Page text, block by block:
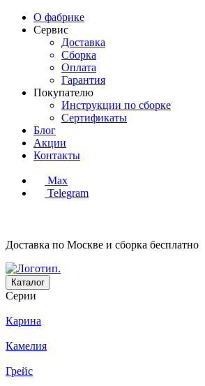
О фабрике
Сервис
Доставка
Сборка
Оплата
Гарантия
Покупателю
Инструкции по сборке
Сертификаты
Блог
Акции
Контакты
Max
Telegram
Доставка по Москве и сборка бесплатно
Каталог
Серии
Карина
Камелия
Грейс